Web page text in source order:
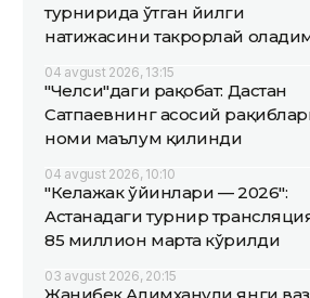
турнирида ўтган йилги
натижасини такрорлай
04 avgust 2026, 13:15
"Челси"даги рақобат: Дастан
Сатпаевнинг асосий
номи маълум қилинди
04 avgust 2026, 10:10
"Келажак ўйинлари — 2026":
Астанадаги турнир
85 миллион марта кўрилди
03 avgust 2026, 20:15